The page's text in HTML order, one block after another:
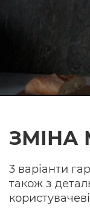
ЗМІНА
3 варіанти
також з